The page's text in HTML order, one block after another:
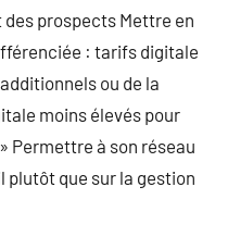
prospects Mettre en
: tarifs digitale
ou de la
moins élevés pour
Permettre à son réseau
plutôt que sur la gestion